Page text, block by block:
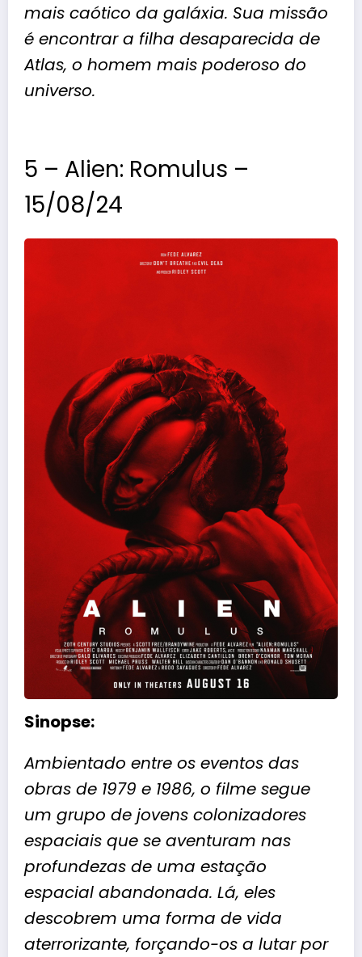
mais caótico da galáxia. Sua missão
é encontrar a filha desaparecida de
Atlas, o homem mais poderoso do
universo.
5 – Alien: Romulus –
15/08/24
Sinopse:
Ambientado entre os eventos das
obras de 1979 e 1986, o filme segue
um grupo de jovens colonizadores
espaciais que se aventuram nas
profundezas de uma estação
espacial abandonada. Lá, eles
descobrem uma forma de vida
aterrorizante, forçando-os a lutar por